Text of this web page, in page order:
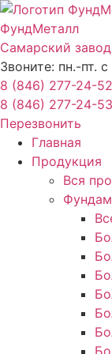
Перейти
к
содержимому
ФундМеталл
Самарский
Звоните: пн.-пт.
8 (846) 277-24-52
8 (846) 277-24-53
Перезвонить
Главная
Продукция
Вся